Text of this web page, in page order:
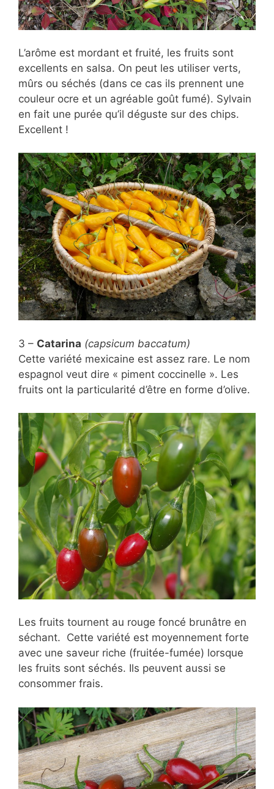
L’arôme est mordant et fruité, les fruits sont
excellents en salsa. On peut les utiliser verts,
mûrs ou séchés (dans ce cas ils prennent une
couleur ocre et un agréable goût fumé). Sylvain
en fait une purée qu’il déguste sur des chips.
Excellent !
3 – Catarina (capsicum baccatum)
Cette variété mexicaine est assez rare. Le nom
espagnol veut dire « piment coccinelle ». Les
fruits ont la particularité d’être en forme d’olive.
Les fruits tournent au rouge foncé brunâtre en
séchant. Cette variété est moyennement forte
avec une saveur riche (fruitée-fumée) lorsque
les fruits sont séchés. Ils peuvent aussi se
consommer frais.